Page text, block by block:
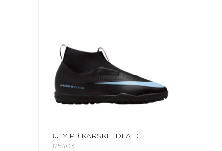
BUTY PIŁKARSKIE DLA DZIECI NIKE ZOOM MERCURIAL SUPERFLY 10 ACADEMY TF FQ8310 001
B25403